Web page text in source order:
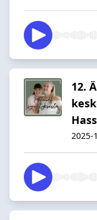
12.
2025-